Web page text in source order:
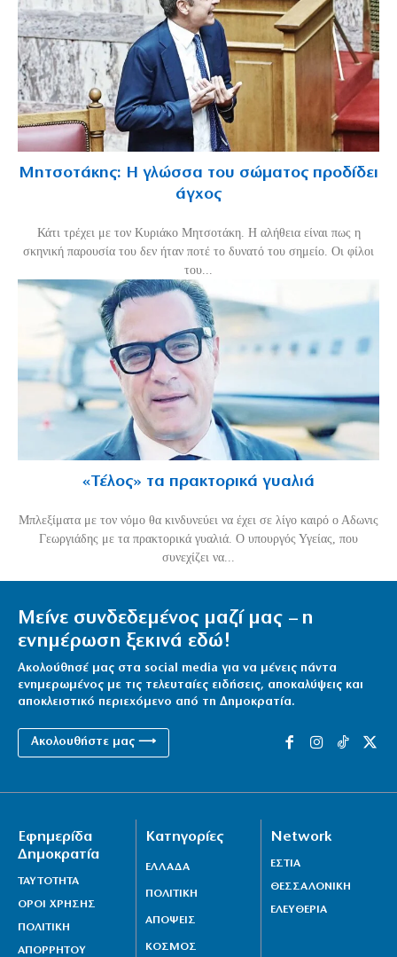
Μητσοτάκης: Η γλώσσα του σώματος προδίδει
άγχος
Κάτι τρέχει με τον Κυριάκο Μητσοτάκη. Η αλήθεια είναι πως η
σκηνική παρουσία του δεν ήταν ποτέ το δυνατό του σημείο. Οι φίλοι
του...
«Τέλος» τα πρακτορικά γυαλιά
Μπλεξίματα με τον νόμο θα κινδυνεύει να έχει σε λίγο καιρό ο Αδωνις
Γεωργιάδης με τα πρακτορικά γυαλιά. Ο υπουργός Υγείας, που
συνεχίζει να...
Μείνε συνδεδεμένος μαζί μας – η
ενημέρωση ξεκινά εδώ!
Ακολούθησέ μας στα social media για να μένεις πάντα
ενημερωμένος με τις τελευταίες ειδήσεις, αποκαλύψεις και
αποκλειστικό περιεχόμενο από τη Δημοκρατία.
Ακολουθήστε μας ⟶
Εφημερίδα
Δημοκρατία
ΤΑΥΤΟΤΗΤΑ
ΟΡΟΙ ΧΡΗΣΗΣ
ΠΟΛΙΤΙΚΗ
ΑΠΟΡΡΗΤΟΥ
Κατηγορίες
ΕΛΛΑΔΑ
ΠΟΛΙΤΙΚΗ
ΑΠΟΨΕΙΣ
ΚΟΣΜΟΣ
Network
ΕΣΤΙΑ
ΘΕΣΣΑΛΟΝΙΚΗ
ΕΛΕΥΘΕΡΙΑ